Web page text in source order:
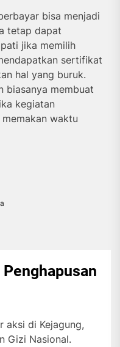
bisa menjadi
tetap dapat
jika memilih
sertifikat
hal yang buruk.
biasanya membuat
kegiatan
waktu
aksi di Kejagung,
Gizi Nasional.